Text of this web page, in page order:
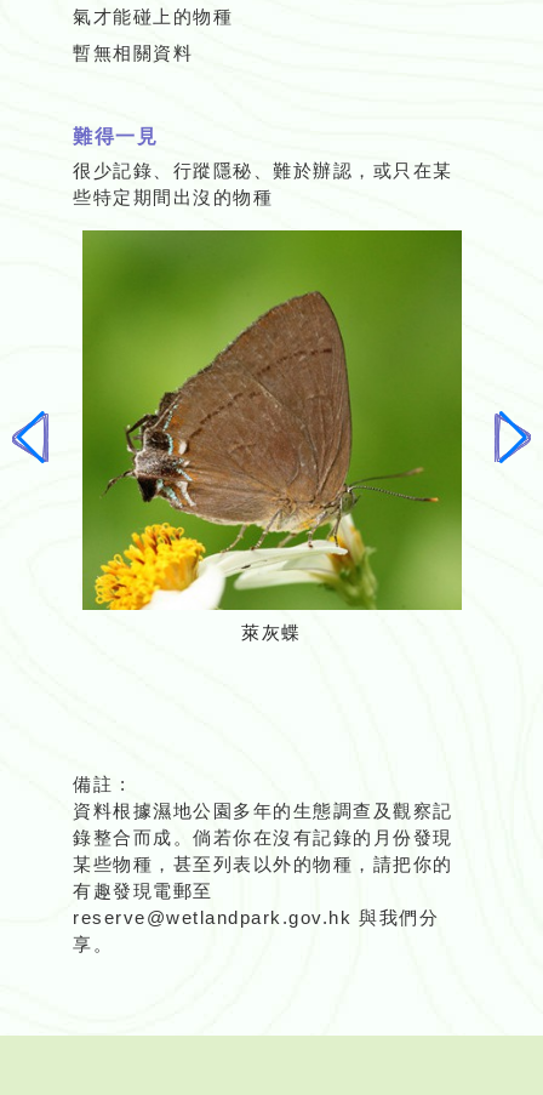
氣才能碰上的物種
暫無相關資料
難得一見
很少記錄、行蹤隱秘、難於辦認，或只在某
些特定期間出沒的物種
萊灰蝶
上
下
備註 :
資料根據濕地公園多年的生態調查及觀察記
錄整合而成。倘若你在沒有記錄的月份發現
某些物種，甚至列表以外的物種，請把你的
有趣發現電郵至
reserve@wetlandpark.gov.hk 與我們分
享。